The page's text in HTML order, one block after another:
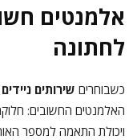
אלמנטים
לחתונה
כשבוחרים שירותים
האלמנטים החשובים:
ויכולת התאמה למספר